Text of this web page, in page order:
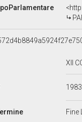
XII
Fine